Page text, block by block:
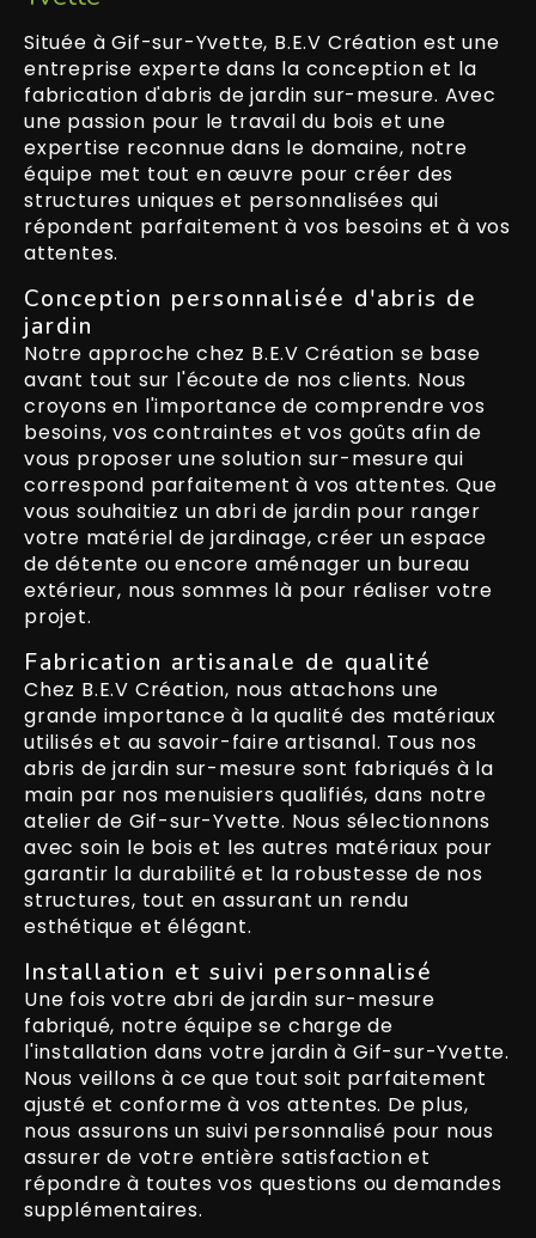
Située à Gif-sur-Yvette, B.E.V Création est une
entreprise experte dans la conception et la
fabrication d'abris de jardin sur-mesure. Avec
une passion pour le travail du bois et une
expertise reconnue dans le domaine, notre
équipe met tout en œuvre pour créer des
structures uniques et personnalisées qui
répondent parfaitement à vos besoins et à vos
attentes.
Conception personnalisée d'abris de
jardin
Notre approche chez B.E.V Création se base
avant tout sur l'écoute de nos clients. Nous
croyons en l'importance de comprendre vos
besoins, vos contraintes et vos goûts afin de
vous proposer une solution sur-mesure qui
correspond parfaitement à vos attentes. Que
vous souhaitiez un abri de jardin pour ranger
votre matériel de jardinage, créer un espace
de détente ou encore aménager un bureau
extérieur, nous sommes là pour réaliser votre
projet.
Fabrication artisanale de qualité
Chez B.E.V Création, nous attachons une
grande importance à la qualité des matériaux
utilisés et au savoir-faire artisanal. Tous nos
abris de jardin sur-mesure sont fabriqués à la
main par nos menuisiers qualifiés, dans notre
atelier de Gif-sur-Yvette. Nous sélectionnons
avec soin le bois et les autres matériaux pour
garantir la durabilité et la robustesse de nos
structures, tout en assurant un rendu
esthétique et élégant.
Installation et suivi personnalisé
Une fois votre abri de jardin sur-mesure
fabriqué, notre équipe se charge de
l'installation dans votre jardin à Gif-sur-Yvette.
Nous veillons à ce que tout soit parfaitement
ajusté et conforme à vos attentes. De plus,
nous assurons un suivi personnalisé pour nous
assurer de votre entière satisfaction et
répondre à toutes vos questions ou demandes
supplémentaires.